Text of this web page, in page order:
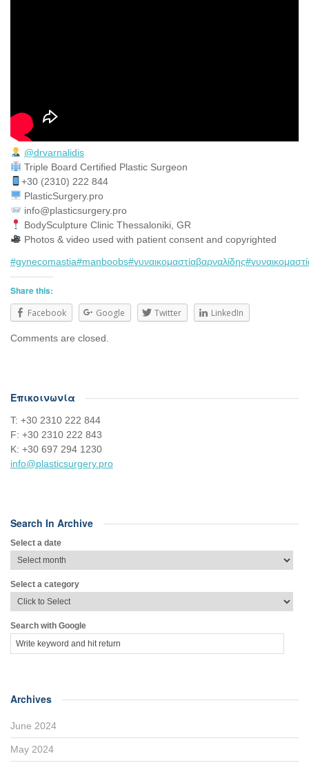
@drvarnalidis⠀⠀⠀⠀⠀
Triple Board Certified Plastic Surgeon⠀
+30 (2310) 222 844
PlasticSurgery.pro⠀
info@plasticsurgery.pro
BodySculpture Clinic Thessaloniki, GR
Photos & video used with patient consent and copyrighted
#gynecomastia#manboobs#γυναικομαστίαβαρναλίδης
Share this:
Facebook Google Twitter LinkedIn
Comments are closed.
Επικοινωνία
Τ: +30 2310 222 844
F: +30 2310 222 843
Κ: +30 697 294 1230
info@plasticsurgery.pro
Search In Archive
Select a date
Select a category
Search with Google
Archives
June 2024
May 2024